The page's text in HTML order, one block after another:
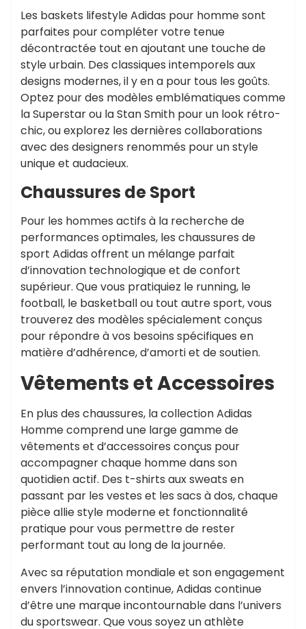
Les baskets lifestyle Adidas pour homme sont
parfaites pour compléter votre tenue
décontractée tout en ajoutant une touche de
style urbain. Des classiques intemporels aux
designs modernes, il y en a pour tous les goûts.
Optez pour des modèles emblématiques comme
la Superstar ou la Stan Smith pour un look rétro-
chic, ou explorez les dernières collaborations
avec des designers renommés pour un style
unique et audacieux.
Chaussures de Sport
Pour les hommes actifs à la recherche de
performances optimales, les chaussures de
sport Adidas offrent un mélange parfait
d’innovation technologique et de confort
supérieur. Que vous pratiquiez le running, le
football, le basketball ou tout autre sport, vous
trouverez des modèles spécialement conçus
pour répondre à vos besoins spécifiques en
matière d’adhérence, d’amorti et de soutien.
Vêtements et Accessoires
En plus des chaussures, la collection Adidas
Homme comprend une large gamme de
vêtements et d’accessoires conçus pour
accompagner chaque homme dans son
quotidien actif. Des t-shirts aux sweats en
passant par les vestes et les sacs à dos, chaque
pièce allie style moderne et fonctionnalité
pratique pour vous permettre de rester
performant tout au long de la journée.
Avec sa réputation mondiale et son engagement
envers l’innovation continue, Adidas continue
d’être une marque incontournable dans l’univers
du sportswear. Que vous soyez un athlète